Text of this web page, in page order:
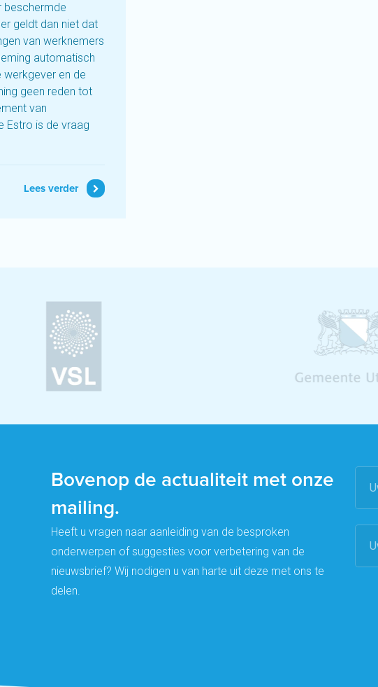
beschermde
geldt dan niet dat
van werknemers
automatisch
werkgever en de
geen reden tot
van
Estro is de vraag
Lees verder
Bovenop de actualiteit met onze
mailing.
Heeft u vragen naar aanleiding van de besproken
onderwerpen of suggesties voor verbetering van de
nieuwsbrief? Wij nodigen u van harte uit deze met ons te
delen.